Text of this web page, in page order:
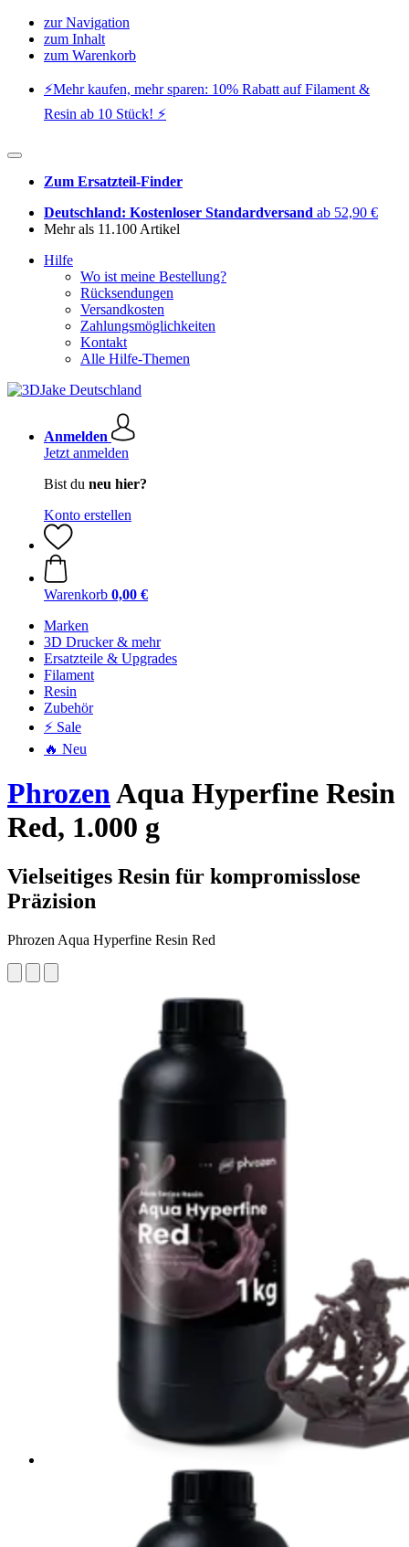
zur Navigation
zum Inhalt
zum Warenkorb
⚡️Mehr kaufen, mehr sparen: 10% Rabatt auf Filament &
Resin ab 10 Stück! ⚡️
Zum Ersatzteil-Finder
Deutschland: Kostenloser Standardversand ab 52,90 €
Mehr als 11.100 Artikel
Hilfe
Wo ist meine Bestellung?
Rücksendungen
Versandkosten
Zahlungsmöglichkeiten
Kontakt
Alle Hilfe-Themen
Anmelden
Jetzt anmelden
Bist du neu hier?
Konto erstellen
Warenkorb 0,00 €
Marken
3D Drucker & mehr
Ersatzteile & Upgrades
Filament
Resin
Zubehör
⚡ Sale
🔥 Neu
PhrozenAqua Hyperfine Resin
Red, 1.000 g
Vielseitiges Resin für kompromisslose
Präzision
Phrozen Aqua Hyperfine Resin Red